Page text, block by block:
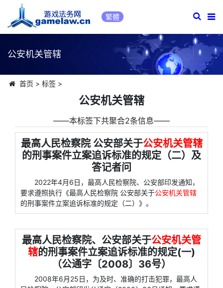
繁體
公安机关管辖
首页 > 标签>
公安机关管辖
――本标签下共聚合2条信息――
最高人民检察院 公安部关于公安机关管辖
的刑事案件立案追诉标准的规定（二）及
答记者问
2022年4月6日，最高人民检察院、公安部印发通知，
要求遵照执行《最高人民检察院 公安部关于公安机关管辖
的刑事案件立案追诉标准的规定（二）》。
最高人民检察院、公安部关于公安机关管
辖的刑事案件立案追诉标准的规定(一)
（公通字〔2008〕36号）
2008年6月25日，为及时、准确的打击犯罪，最高人